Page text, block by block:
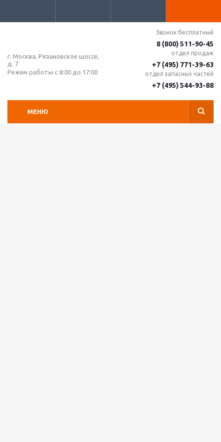
г. Москва, Рязановское шоссе,
д. 7
Режим работы с 8:00 до 17:00
Звонок бесплатный
8 (800) 511-90-45
отдел продаж
+7 (495) 771-39-63
отдел запасных частей
+7 (495) 544-93-88
МЕНЮ